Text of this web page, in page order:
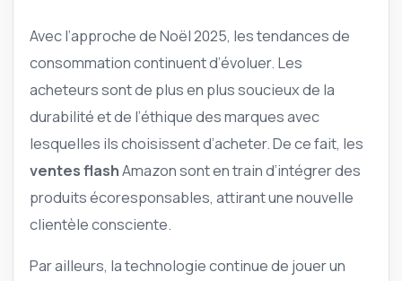
Avec l’approche de Noël 2025, les tendances de
consommation continuent d’évoluer. Les
acheteurs sont de plus en plus soucieux de la
durabilité et de l’éthique des marques avec
lesquelles ils choisissent d’acheter. De ce fait, les
ventes flashAmazon sont en train d’intégrer des
produits écoresponsables, attirant une nouvelle
clientèle consciente.
Par ailleurs, la technologie continue de jouer un